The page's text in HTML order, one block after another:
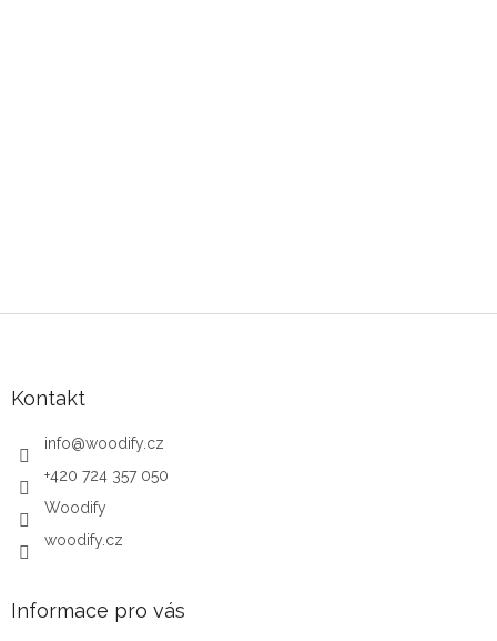
Kontakt
info@woodify.cz
+420 724 357 050
Woodify
woodify.cz
Informace pro vás